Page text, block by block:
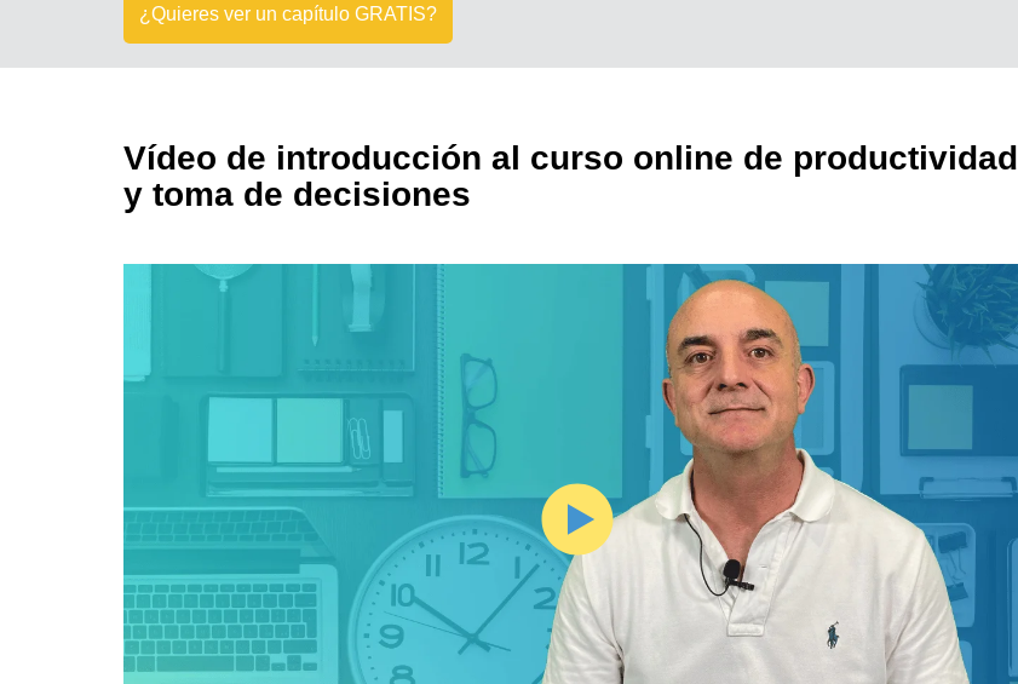
¿Quieres ver un capítulo GRATIS?
Vídeo de introducción al curso online de productividad
y toma de decisiones